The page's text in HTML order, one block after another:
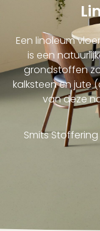
Een linoleum
is een
grondstoffen
kalksteen en jute
van deze
Smits Stoffering